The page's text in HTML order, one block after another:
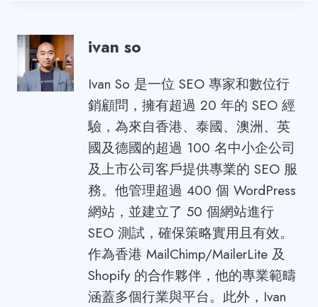
ivan so
Ivan So 是一位 SEO 專家和數位行
銷顧問，擁有超過 20 年的 SEO 經
驗，為來自香港、泰國、澳洲、英
國及德國的超過 100 名中小企公司
及上市公司客戶提供專業的 SEO 服
務。他管理超過 400 個 WordPress
網站，並建立了 50 個網站進行
SEO 測試，確保策略實用且有效。
作為香港 MailChimp/MailerLite 及
Shopify 的合作夥伴，他的專業範疇
涵蓋多個行業與平台。此外，Ivan